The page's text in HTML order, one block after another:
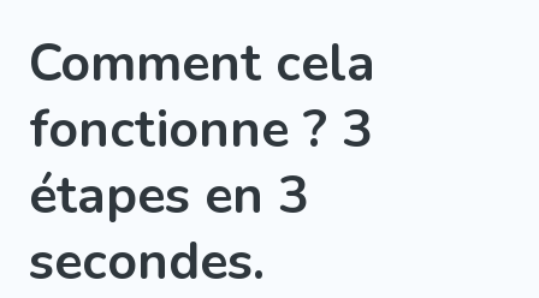
Comment cela
fonctionne ? 3
étapes en 3
secondes.